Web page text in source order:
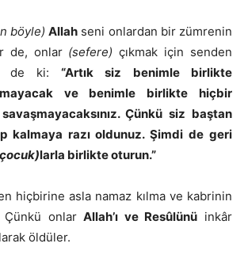
böyle) Allah seni onlardan bir zümrenin
de, onlar (sefere) çıkmak için senden
de ki:“Artık siz benimle birlikte
ve benimle birlikte hiçbir
Çünkü siz baştan
kalmaya razı oldunuz. Şimdi de geri
larla birlikte oturun.”
hiçbirine asla namaz kılma ve kabrinin
Çünkü onlarAllah’ı ve Resûlünü inkâr
öldüler.